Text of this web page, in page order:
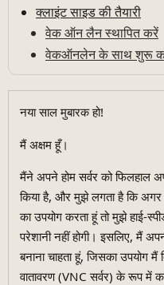
क्लाइंट साइड की तैयारी
वेक ऑन लैन स्थापित करें
वेकऑनलेन के साथ शुरू
नया साल मुबारक हो!
मैं अक्षम हूँ।
मैंने अपने होम सर्वर को फिलहाल
किया है, और मुझे लगता है कि अगर
का उपयोग करता हूं तो मुझे हाई-
परेशानी नहीं होगी। इसलिए, मैं
बनाना चाहता हूं, जिसका उपयोग
वातावरण (VNC सर्वर) के रूप में